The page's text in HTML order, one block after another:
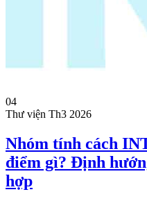
04
Thư viện Th3 2026
Nhóm tính cách
điểm gì? Định
hợp